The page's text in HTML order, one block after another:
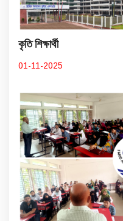
কৃতি শিক্ষার্থী
01-11-2025